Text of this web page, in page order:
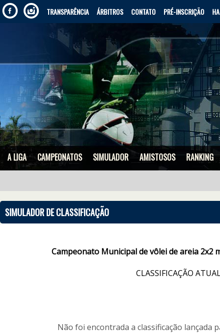
TRANSPARÊNCIA ÁRBITROS CONTATO PRÉ-INSCRIÇÃO
A LIGA CAMPEONATOS SIMULADOR AMISTOSOS RANKING
SIMULADOR DE CLASSIFICAÇÃO
Campeonato Municipal de vôlei de areia 2x2
CLASSIFICAÇÃO
Não foi encontrada a classificação lançada